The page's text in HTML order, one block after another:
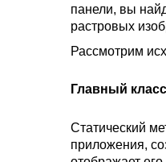
панели, вы
растровых
Рассмотрим
Главный
Статический
приложения,